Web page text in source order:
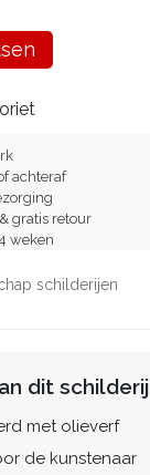
achteraf
gratis retour
weken
schilderijen
dit schilderij
met olieverf
de kunstenaar